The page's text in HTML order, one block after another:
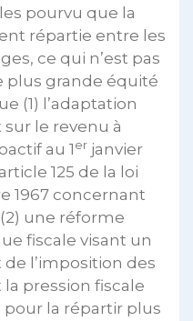
pourvu que la
répartie entre les
ce qui n’est pas
plus grande équité
(1) l’adaptation
le revenu à
au 1 er janvier
125 de la loi
1967 concernant
une réforme
fiscale visant un
l’imposition des
pression fiscale
la répartir plus